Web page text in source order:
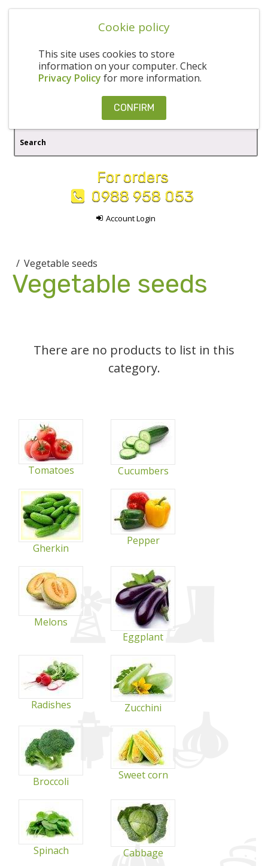
Cookie policy
This site uses cookies to store
information on your computer. Check
Privacy Policy for more information.
CONFIRM
For orders
0988 958 053
Account Login
Vegetable seeds
Vegetable seeds
There are no products to list in this
category.
Tomatoes Cucumbers
Gherkin
Pepper
Melons
Eggplant
Radishes Zucchini
Broccoli Sweet corn
Spinach Cabbage